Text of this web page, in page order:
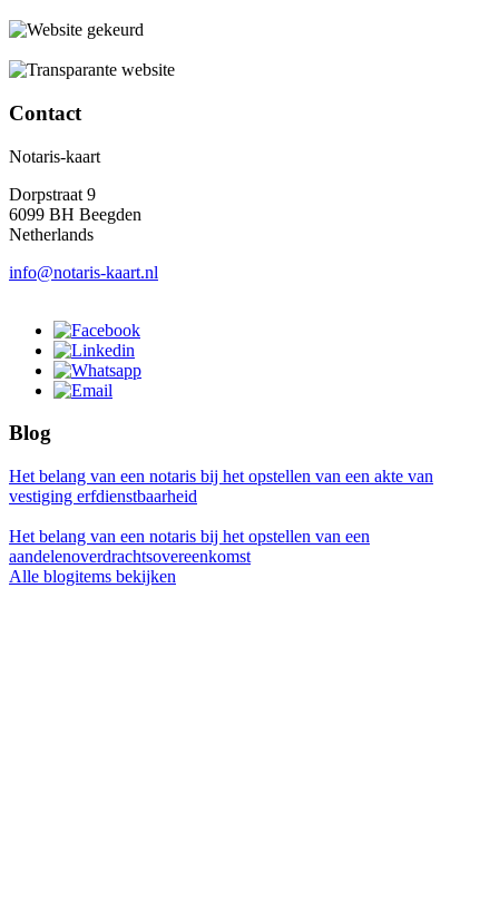
Contact
Notaris-kaart
Dorpstraat 9
6099 BH Beegden
Netherlands
info@notaris-kaart.nl
Blog
Het belang van een notaris bij het opstellen van een akte van
vestiging erfdienstbaarheid
Het belang van een notaris bij het opstellen van een
aandelenoverdrachtsovereenkomst
Alle blogitems bekijken